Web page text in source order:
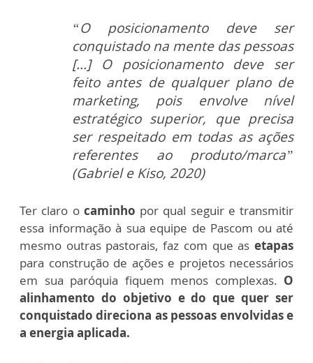
“O posicionamento deve ser
conquistado na mente das pessoas
[...] O posicionamento deve ser
feito antes de qualquer plano de
marketing, pois envolve nível
estratégico superior, que precisa
ser respeitado em todas as ações
referentes ao produto/marca”
(Gabriel e Kiso, 2020)
Ter claro o caminho por qual seguir e transmitir
essa informação à sua equipe de Pascom ou até
mesmo outras pastorais, faz com que as etapas
para construção de ações e projetos necessários
em sua paróquia fiquem menos complexas. O
alinhamento do objetivo e do que quer ser
conquistado direciona as pessoas envolvidas e
a energia aplicada.